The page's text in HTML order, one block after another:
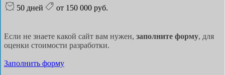
50 дней
от 150 000 руб.
Если не знаете какой сайт вам нужен, заполните форму, для
оценки стоимости разработки.
Заполнить форму